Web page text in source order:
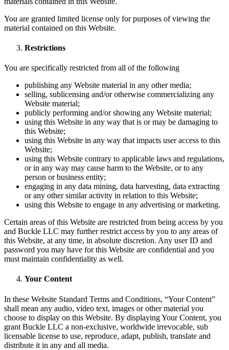
You are granted limited license only for purposes of viewing the
material contained on this Website.
Restrictions
You are specifically restricted from all of the following
publishing any Website material in any other media;
selling, sublicensing and/or otherwise commercializing any
Website material;
publicly performing and/or showing any Website material;
using this Website in any way that is or may be damaging to
this Website;
using this Website in any way that impacts user access to this
Website;
using this Website contrary to applicable laws and regulations,
or in any way may cause harm to the Website, or to any
person or business entity;
engaging in any data mining, data harvesting, data extracting
or any other similar activity in relation to this Website;
using this Website to engage in any advertising or marketing.
Certain areas of this Website are restricted from being access by you
and Buckle LLC may further restrict access by you to any areas of
this Website, at any time, in absolute discretion. Any user ID and
password you may have for this Website are confidential and you
must maintain confidentiality as well.
Your Content
In these Website Standard Terms and Conditions, “Your Content”
shall mean any audio, video text, images or other material you
choose to display on this Website. By displaying Your Content, you
grant Buckle LLC a non-exclusive, worldwide irrevocable, sub
licensable license to use, reproduce, adapt, publish, translate and
distribute it in any and all media.